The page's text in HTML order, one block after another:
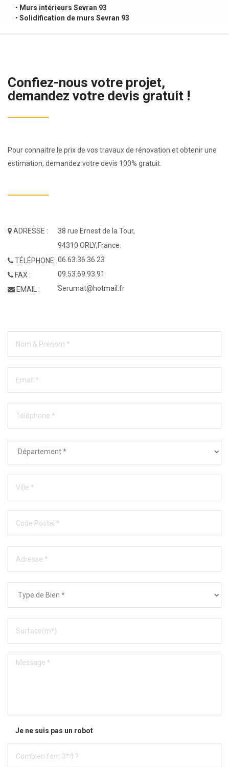
• Murs intérieurs Sevran 93
• Solidification de murs Sevran 93
Confiez-nous votre projet,
demandez votre devis gratuit !
Pour connaitre le prix de vos travaux de rénovation et obtenir une
estimation, demandez votre devis 100% gratuit.
ADRESSE :
TÉLÉPHONE:
FAX :
EMAIL :
38 rue Ernest de la Tour,
94310 ORLY,France.
06.63.36.36.23
09.53.69.93.91
Serumat@hotmail.fr
Je ne suis pas un robot